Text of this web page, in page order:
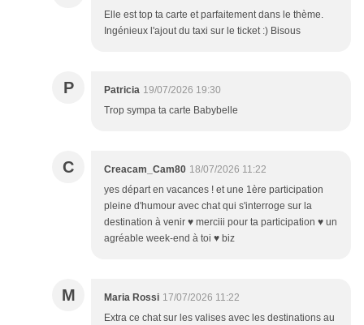
Elle est top ta carte et parfaitement dans le thème.
Ingénieux l'ajout du taxi sur le ticket :) Bisous
P Patricia 19/07/2026 19:30
Trop sympa ta carte Babybelle
C Creacam_Cam80 18/07/2026 11:22
yes départ en vacances ! et une 1ère participation
pleine d'humour avec chat qui s'interroge sur la
destination à venir ♥ merciii pour ta participation ♥ un
agréable week-end à toi ♥ biz
M Maria Rossi 17/07/2026 11:22
Extra ce chat sur les valises avec les destinations au